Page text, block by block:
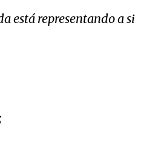
está representando a si